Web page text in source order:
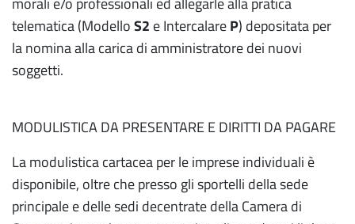
telematica (ModelloS2 e IntercalareP) depositata per
la nomina alla carica di amministratore dei nuovi
soggetti.
MODULISTICA DA PRESENTARE E DIRITTI DA PAGARE
La modulistica cartacea per le imprese individuali è
disponibile, oltre che presso gli sportelli della sede
principale e delle sedi decentrate della Camera di